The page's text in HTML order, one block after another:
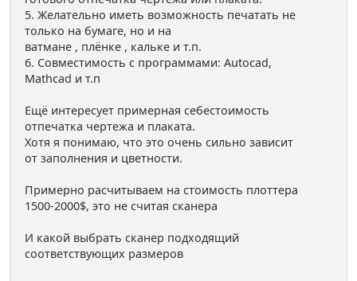
5. Желательно иметь возможность печатать не
только на бумаге, но и на
ватмане , плёнке , кальке и т.п.
6. Совместимость с программами: Autocad,
Mathcad и т.п
Ещё интересует примерная себестоимость
отпечатка чертежа и плаката.
Хотя я понимаю, что это очень сильно зависит
от заполнения и цветности.
Примерно расчитываем на стоимость плоттера
1500-2000$, это не считая сканера
И какой выбрать сканер подходящий
соответствующих размеров